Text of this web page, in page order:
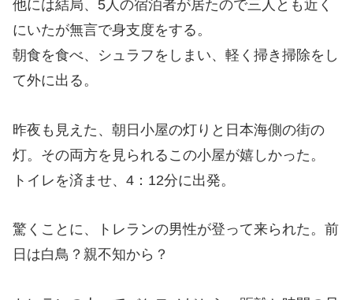
他には結局、5人の宿泊者が居たので三人とも近く
にいたが無言で身支度をする。
朝食を食べ、シュラフをしまい、軽く掃き掃除をし
て外に出る。
昨夜も見えた、朝日小屋の灯りと日本海側の街の
灯。その両方を見られるこの小屋が嬉しかった。
トイレを済ませ、4：12分に出発。
驚くことに、トレランの男性が登って来られた。前
日は白鳥？親不知から？